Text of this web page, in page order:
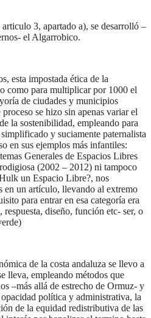
3, apartado a), se desarrolló –
el Algarrobico.
esta impostada ética de la
como para multiplicar por 1000 el
de ciudades y municipios
se hizo sin apenas variar el
la sostenibilidad, empleando para
y suciamente paternalista
en sus ejemplos más infantiles:
Generales de Espacios Libres
(2002 – 2012) ni tampoco
un Espacio Libre?, nos
en un artículo, llevando al extremo
para entrar en esa categoría era
respuesta, diseño, función etc- ser, o
de la costa andaluza se llevo a
lleva, empleando métodos que
–más allá de estrecho de Ormuz- y
política y administrativa, la
de la equidad redistributiva de las